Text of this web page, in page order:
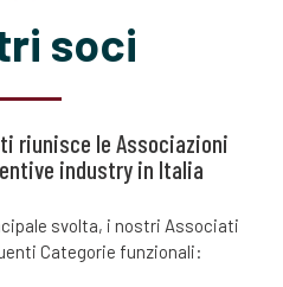
soci
riunisce le Associazioni
industry in Italia
svolta, i nostri Associati
Categorie funzionali: